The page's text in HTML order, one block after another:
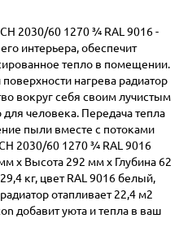
2030/60 1270 ¾ RAL 9016 -
интерьера, обеспечит
тепло в помещении.
нагрева радиатор
вокруг себя своим лучистым
человека. Передача тепла
пыли вместе с потоками
2030/60 1270 ¾ RAL 9016
х Высота 292 мм х Глубина 62
кг, цвет RAL 9016 белый,
отапливает 22,4 м2
добавит уюта и тепла в ваш